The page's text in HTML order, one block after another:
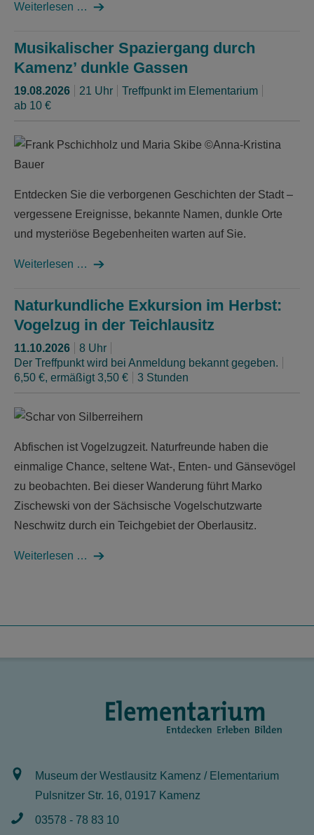
Weiterlesen …
Musikalischer Spaziergang durch
Kamenz’ dunkle Gassen
19.08.2026 21 Uhr
Treffpunkt im Elementarium
ab 10 €
Entdecken Sie die verborgenen Geschichten der Stadt –
vergessene Ereignisse, bekannte Namen, dunkle Orte
und mysteriöse Begebenheiten warten auf Sie.
Weiterlesen …
Naturkundliche Exkursion im Herbst:
Vogelzug in der Teichlausitz
11.10.2026
8 Uhr
Der Treffpunkt wird bei Anmeldung bekannt gegeben.
6,50 €, ermäßigt 3,50 €
3 Stunden
Abfischen ist Vogelzugzeit. Naturfreunde haben die
einmalige Chance, seltene Wat-, Enten- und Gänsevögel
zu beobachten. Bei dieser Wanderung führt Marko
Zischewski von der Sächsische Vogelschutzwarte
Neschwitz durch ein Teichgebiet der Oberlausitz.
Weiterlesen …
Museum der Westlausitz Kamenz / Elementarium
Pulsnitzer Str. 16, 01917 Kamenz
03578 - 78 83 10